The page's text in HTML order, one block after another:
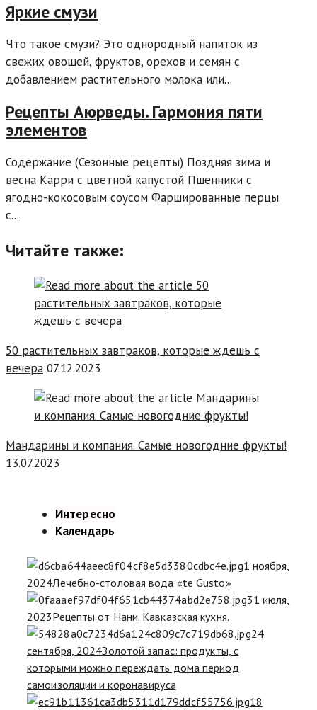
Яркие смузи
Что такое смузи? Это однородный напиток из
свежих овощей, фруктов, орехов и семян с
добавлением растительного молока или...
Рецепты Аюрведы. Гармония пяти
элементов
Содержание (Сезонные рецепты) Поздняя зима и
весна Карри с цветной капустой Пшенники с
ягодно-кокосовым соусом Фаршированные перцы
с...
Читайте также:
50 растительных завтраков, которые ждешь с
вечера 07.12.2023
Мандарины и компания. Самые новогодние фрукты!
13.07.2023
Интересно
Календарь
1 ноября,
2024Лечебно-столовая вода «te Gusto»
31 июля,
2023Рецепты от Нани. Кавказская кухня.
24
сентября, 2024Золотой запас: продукты, с
которыми можно переждать дома период
самоизоляции и коронавируса
18